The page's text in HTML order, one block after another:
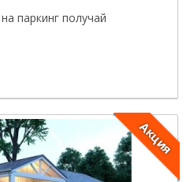
паркинг получай
Акция